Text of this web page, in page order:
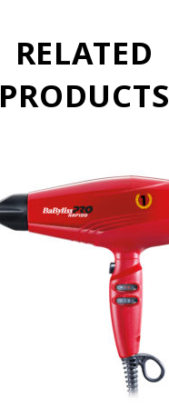
RELATED
PRODUCTS